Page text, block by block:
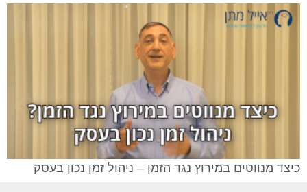
כיצד מנווטים במירוץ נגד הזמן – ניהול זמן נכון בעסק